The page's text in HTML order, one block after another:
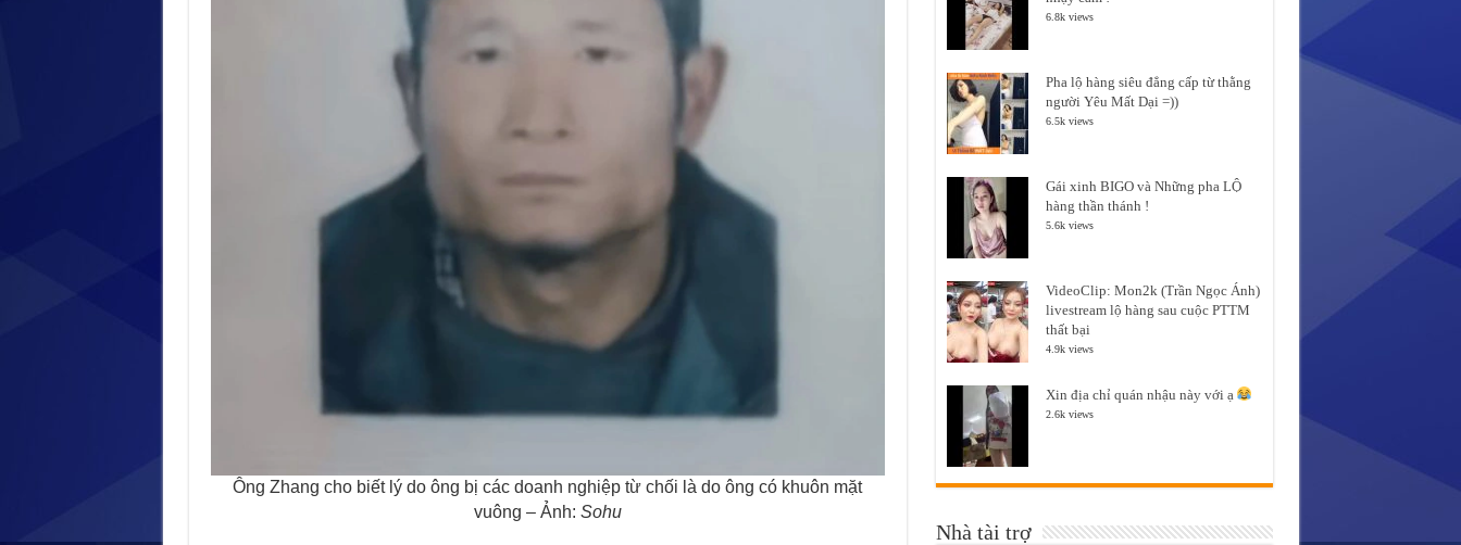
Ông Zhang cho biết lý do ông bị các doanh nghiệp từ chối là do ông có khuôn mặt
vuông – Ảnh: Sohu
6.8k views
Pha lộ hàng siêu đẳng cấp từ thằng
người Yêu Mất Dại =))
6.5k views
Gái xinh BIGO và Những pha LỘ
hàng thần thánh !
5.6k views
VideoClip: Mon2k (Trần Ngọc Ánh)
livestream lộ hàng sau cuộc PTTM
thất bại
4.9k views
Xin địa chỉ quán nhậu này với ạ
2.6k views
Nhà tài trợ